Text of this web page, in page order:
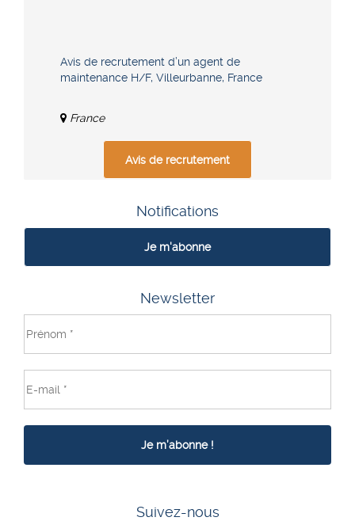
Avis de recrutement d’un agent de
maintenance H/F, Villeurbanne, France
France
Avis de recrutement
Notifications
Je m'abonne
Newsletter
Suivez-nous